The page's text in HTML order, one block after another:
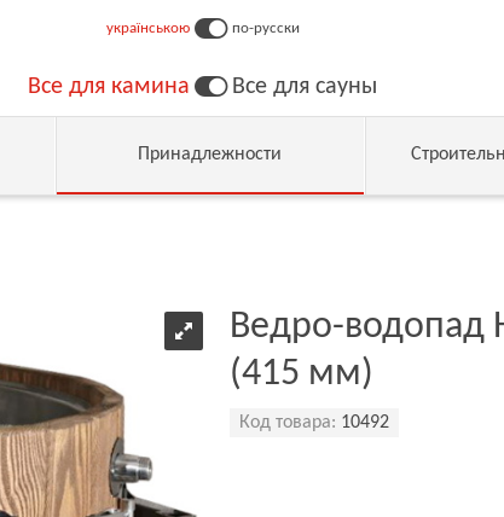
українською по-русски
Все для камина Все для сауны
Принадлежности
Ведро-водопад
(415 мм)
Код товара: 10492